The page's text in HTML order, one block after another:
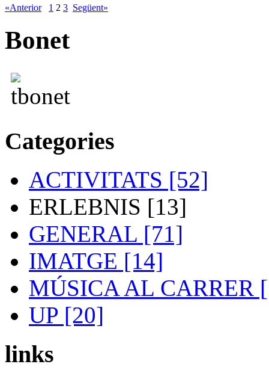
«Anterior 1 2 3 Següent»
Bonet
Categories
ACTIVITATS [52]
ERLEBNIS [13]
GENERAL [71]
IMATGE [14]
MÚSICA AL CARRER
UP [20]
links